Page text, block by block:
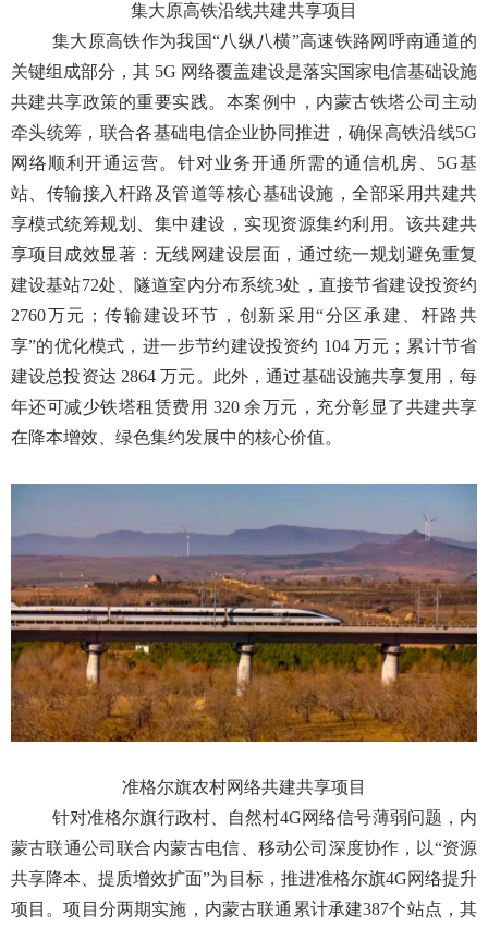
集大原高铁沿线共建共享项目
集大原高铁作为我国“八纵八横”高速铁路网呼南通道的
关键组成部分，其 5G 网络覆盖建设是落实国家电信基础设施
共建共享政策的重要实践。本案例中，内蒙古铁塔公司主动
牵头统筹，联合各基础电信企业协同推进，确保高铁沿线5G
网络顺利开通运营。针对业务开通所需的通信机房、5G基
站、传输接入杆路及管道等核心基础设施，全部采用共建共
享模式统筹规划、集中建设，实现资源集约利用。该共建共
享项目 成效显著：无线网建设层面，通过统一规划避免重复
建设基站72处、隧道室内分布系统3处，直接节省建设投资约
2760万元；传输建设环节，创新采用“分区承建、杆路共
享”的优化模式，进一步节约建设投资约 104 万元；累计节省
建设总投资达 2864 万元。此外，通过基础设施共享复用，每
年还可减少铁塔租赁费用 320 余万元，充分彰显了共建共享
在降本增效、绿色集约发展中的核心价值。
准格尔旗农村网络共建共享项目
针对准格尔旗行政村、自然村4G网络信号薄弱问题，内
蒙古联通公司联合内蒙古电信、移动公司 深度协作，以“资源
共享降本、提质增效扩面”为目标，推进准格尔旗4G网络提升
项目。项目分两期实施，内蒙古联通累计承建387个站点，其